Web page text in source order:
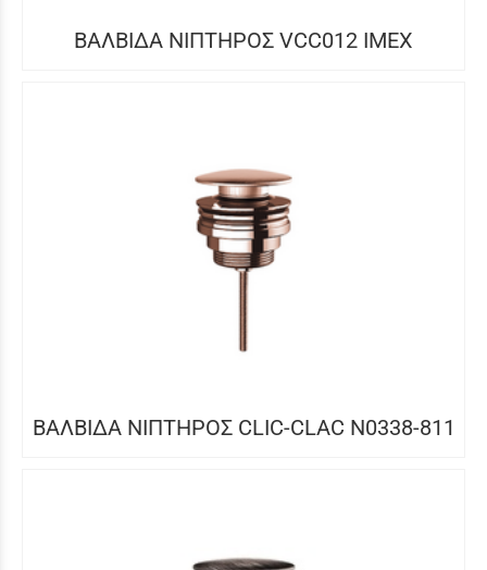
ΒΑΛΒΙΔΑ ΝΙΠΤΗΡΟΣ VCC012 IMEX
ΒΑΛΒΙΔΑ ΝΙΠΤΗΡΟΣ CLIC-CLAC N0338-811